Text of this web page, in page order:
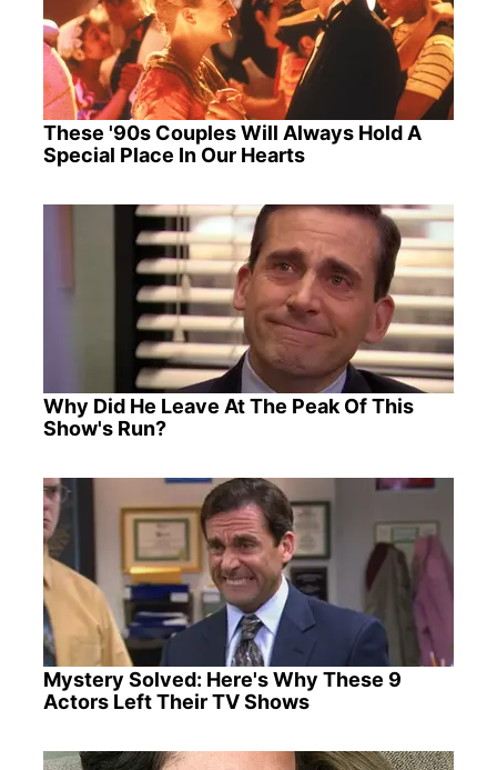
These '90s Couples Will Always Hold A
Special Place In Our Hearts
Why Did He Leave At The Peak Of This
Show's Run?
Mystery Solved: Here's Why These 9
Actors Left Their TV Shows